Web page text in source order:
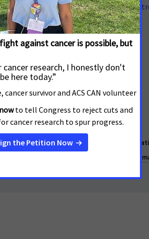
Ponte en contacto con
Nuestro trabajo
Información sobre el cáncer
Preguntas frecuentes
Action Network works daily to make cancer a
la Salud